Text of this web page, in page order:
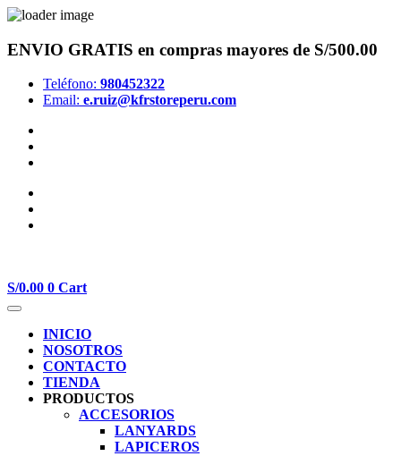
ENVIO GRATIS en compras mayores de S/500.00
Teléfono: 980452322
Email: e.ruiz@kfrstoreperu.com
S/0.00 0 Cart
INICIO
NOSOTROS
CONTACTO
TIENDA
PRODUCTOS
ACCESORIOS
LANYARDS
LAPICEROS